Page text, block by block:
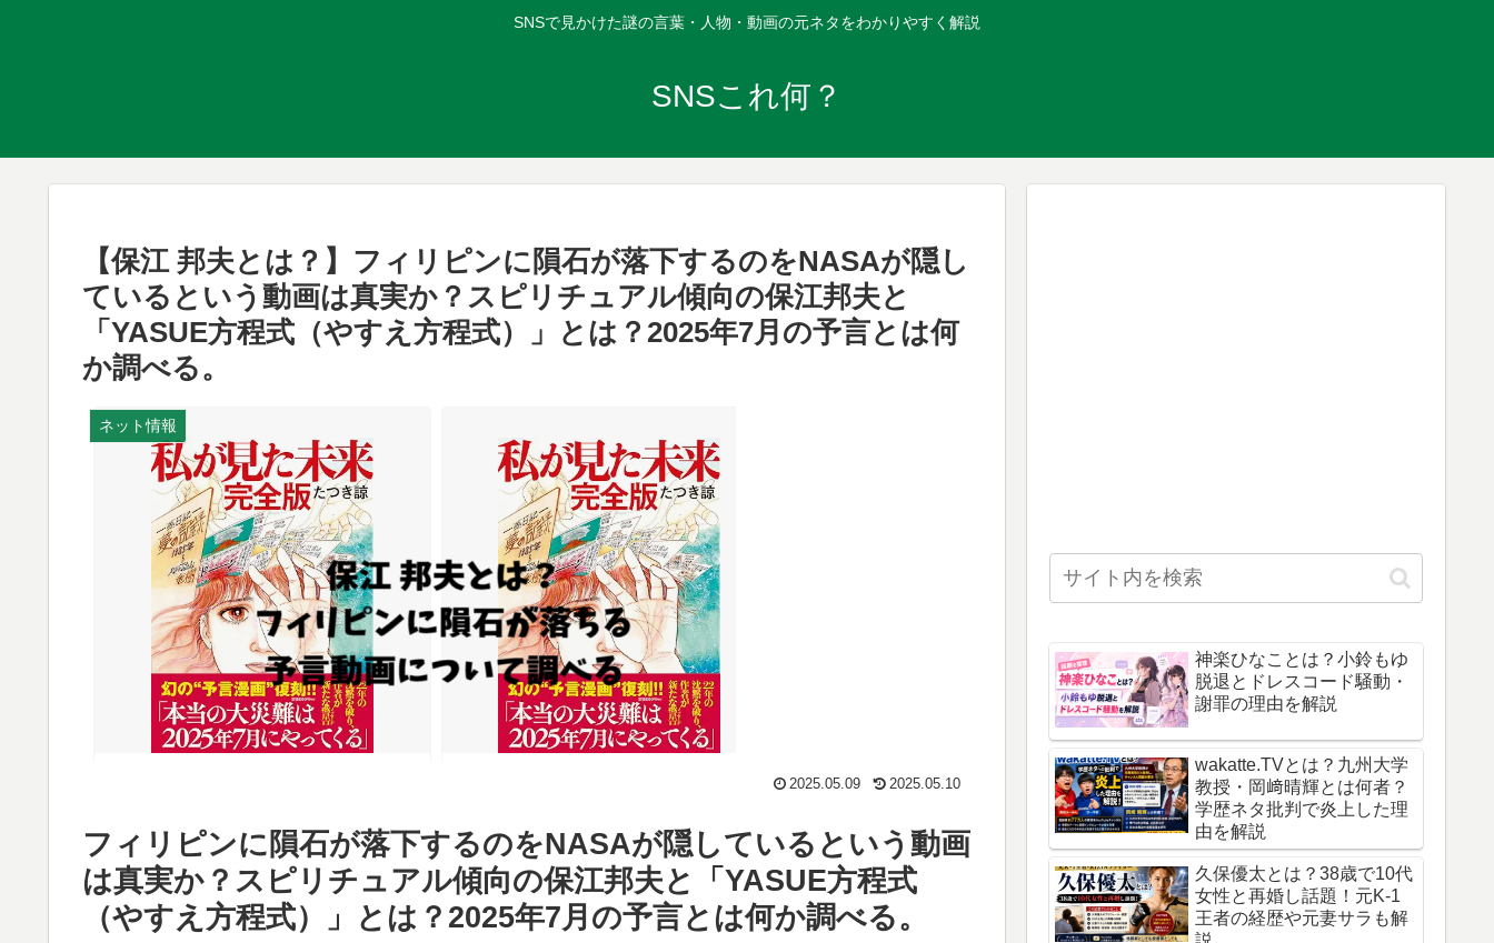
SNSで見かけた謎の言葉・人物・動画の元ネタをわかりやすく解説
SNSこれ何？
【保江 邦夫とは？】フィリピンに隕石が落下するのをNASAが隠し
ているという動画は真実か？スピリチュアル傾向の保江邦夫と
「YASUE方程式（やすえ方程式）」とは？2025年7月の予言とは何
か調べる。
ネット情報
2025.05.09 2025.05.10
フィリピンに隕石が落下するのをNASAが隠しているという動画
は真実か？スピリチュアル傾向の保江邦夫と「YASUE方程式
（やすえ方程式）」とは？2025年7月の予言とは何か調べる。
神楽ひなことは？小鈴もゆ
脱退とドレスコード騒動・
謝罪の理由を解説
wakatte.TVとは？九州大学
教授・岡﨑晴輝とは何者？
学歴ネタ批判で炎上した理
由を解説
久保優太とは？38歳で10代
女性と再婚し話題！元K-1
王者の経歴や元妻サラも解